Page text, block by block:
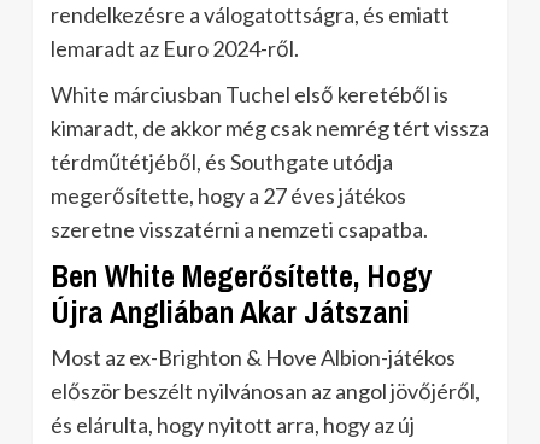
rendelkezésre a válogatottságra, és emiatt
lemaradt az Euro 2024-ről.
White márciusban Tuchel első keretéből is
kimaradt, de akkor még csak nemrég tért vissza
térdműtétjéből, és Southgate utódja
megerősítette, hogy a 27 éves játékos
szeretne visszatérni a nemzeti csapatba.
Ben White Megerősítette, Hogy
Újra Angliában Akar Játszani
Most az ex-Brighton & Hove Albion-játékos
először beszélt nyilvánosan az angol jövőjéről,
és elárulta, hogy nyitott arra, hogy az új